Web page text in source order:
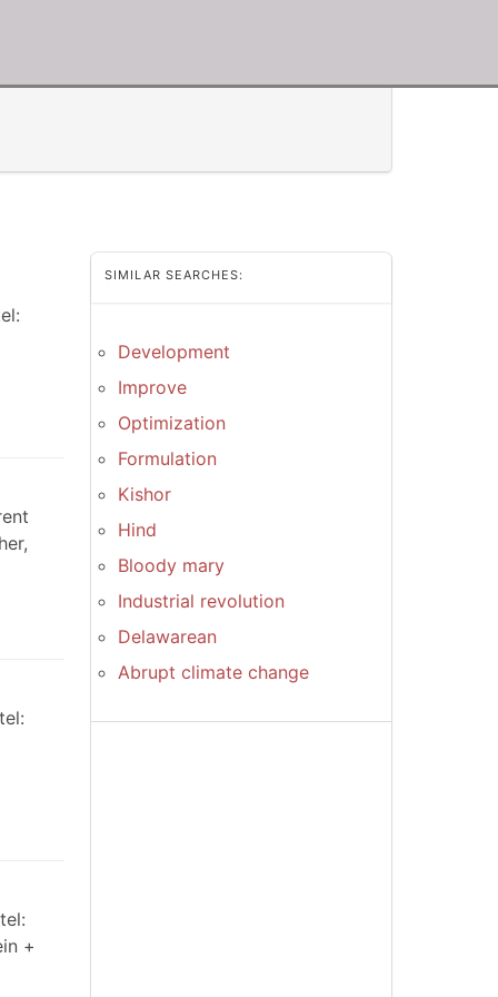
+
SIMILAR SEARCHES:
Development
Improve
Optimization
Formulation
Kishor
Hind
Bloody mary
Industrial revolution
Delawarean
Abrupt climate change